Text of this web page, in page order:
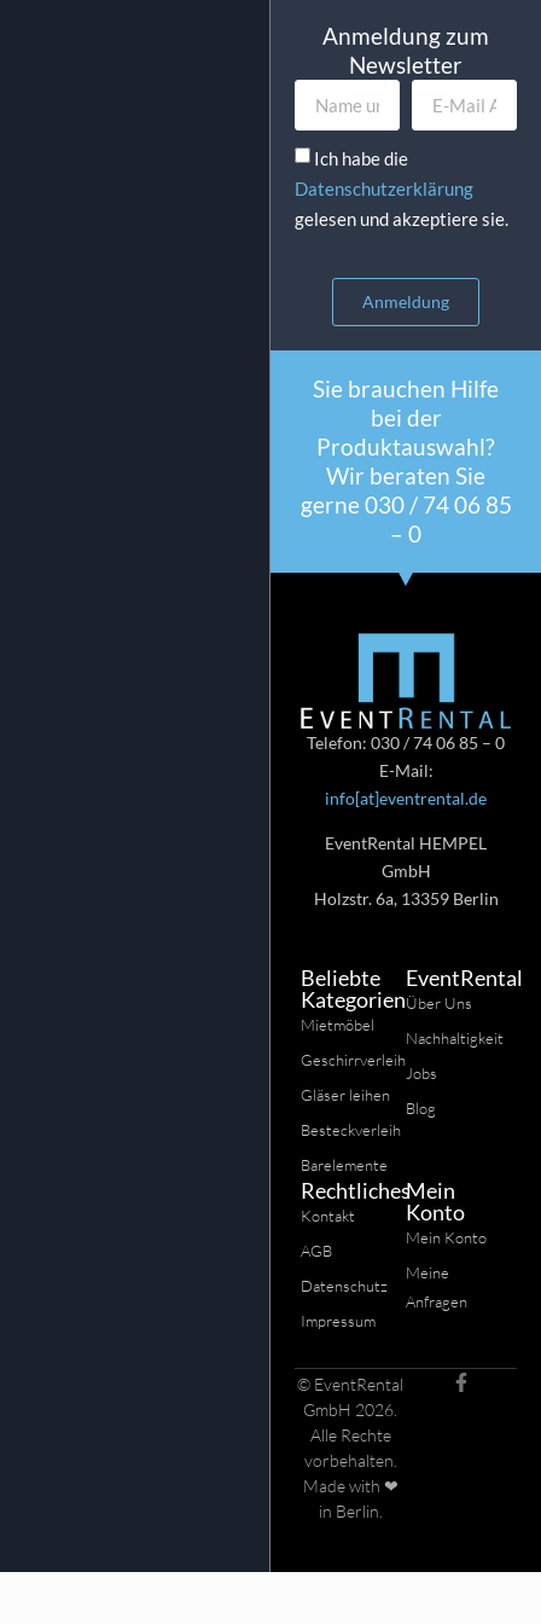
Anmeldung zum
Newsletter
Ich habe die
Datenschutzerklärung
gelesen und akzeptiere sie.
Anmeldung
Sie brauchen Hilfe
bei der
Produktauswahl?
Wir beraten Sie
gerne 030 / 74 06 85
– 0
Telefon: 030 / 74 06 85 – 0
E-Mail:
info[at]eventrental.de
EventRental HEMPEL
GmbH
Holzstr. 6a, 13359 Berlin
Beliebte
Kategorien
Mietmöbel
Geschirrverleih
Gläser leihen
Besteckverleih
Barelemente
EventRental
Über Uns
Nachhaltigkeit
Jobs
Blog
Rechtliches
Kontakt
AGB
Datenschutz
Impressum
Mein
Konto
Mein Konto
Meine
Anfragen
© EventRental
GmbH 2026.
Alle Rechte
vorbehalten.
Made with ❤
in Berlin.